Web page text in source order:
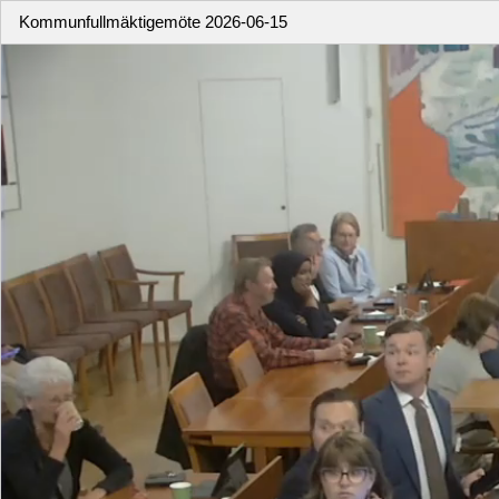
Kommunfullmäktigemöte 2026-06-15